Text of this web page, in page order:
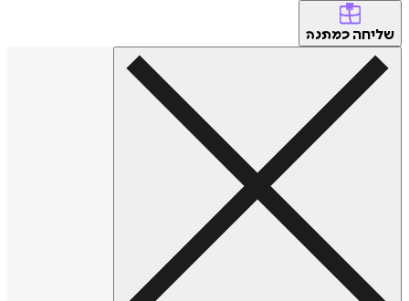
שליחה כמתנה